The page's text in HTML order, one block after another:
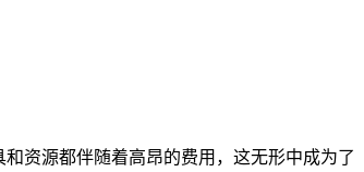
资源都伴随着高昂的费用，这无形中成为了